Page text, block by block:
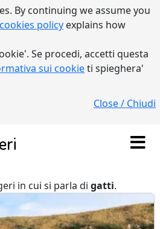
By continuing we assume you
policy explains how
Se procedi, accetti questa
sui cookieti spieghera'
Close / Chiudi
in cui si parla di gatti.